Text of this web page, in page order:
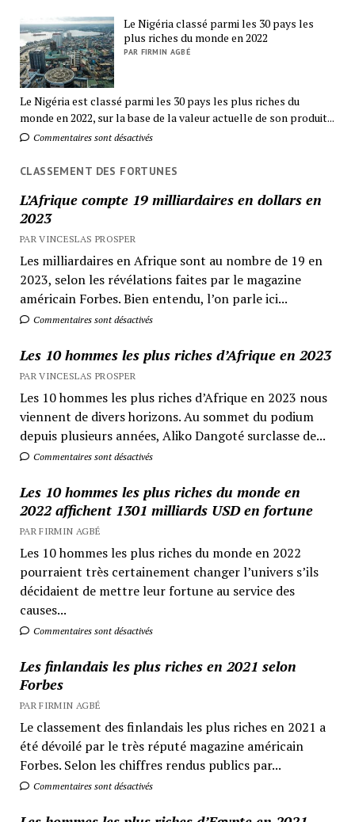
Le Nigéria classé parmi les 30 pays les
plus riches du monde en 2022
PAR FIRMIN AGBÉ
Le Nigéria est classé parmi les 30 pays les plus riches du
monde en 2022, sur la base de la valeur actuelle de son produit...
Commentaires sont désactivés
CLASSEMENT DES FORTUNES
L’Afrique compte 19 milliardaires en dollars en
2023
PAR VINCESLAS PROSPER
Les milliardaires en Afrique sont au nombre de 19 en
2023, selon les révélations faites par le magazine
américain Forbes. Bien entendu, l’on parle ici...
Commentaires sont désactivés
Les 10 hommes les plus riches d’Afrique en 2023
PAR VINCESLAS PROSPER
Les 10 hommes les plus riches d’Afrique en 2023 nous
viennent de divers horizons. Au sommet du podium
depuis plusieurs années, Aliko Dangoté surclasse de...
Commentaires sont désactivés
Les 10 hommes les plus riches du monde en
2022 affichent 1301 milliards USD en fortune
PAR FIRMIN AGBÉ
Les 10 hommes les plus riches du monde en 2022
pourraient très certainement changer l’univers s’ils
décidaient de mettre leur fortune au service des
causes...
Commentaires sont désactivés
Les finlandais les plus riches en 2021 selon
Forbes
PAR FIRMIN AGBÉ
Le classement des finlandais les plus riches en 2021 a
été dévoilé par le très réputé magazine américain
Forbes. Selon les chiffres rendus publics par...
Commentaires sont désactivés